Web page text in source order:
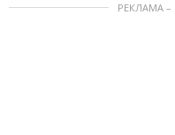
РЕКЛАМА